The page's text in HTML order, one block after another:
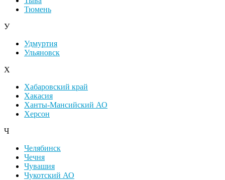
Тюмень
У
Удмуртия
Ульяновск
Х
Хабаровский край
Хакасия
Ханты-Мансийский АО
Херсон
Ч
Челябинск
Чечня
Чувашия
Чукотский АО